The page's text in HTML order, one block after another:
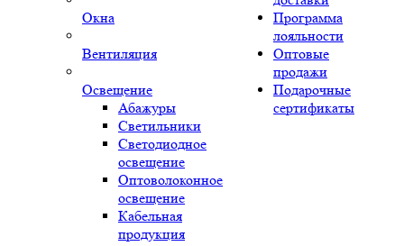
Окна
Вентиляция
Освещение
Абажуры
Светильники
Светодиодное
освещение
Оптоволоконное
освещение
Кабельная
продукция
Программа
лояльности
Оптовые
продажи
Подарочные
сертификаты